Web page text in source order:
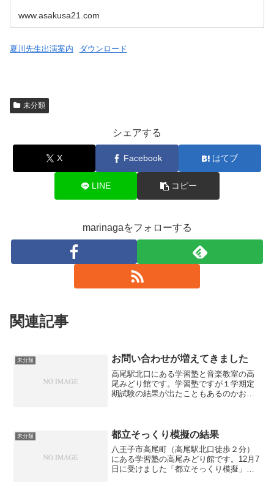
www.asakusa21.com
夏川先生出演案内 ダウンロード
未分類
シェアする
X Facebook はてブ
LINE コピー
marinagaをフォローする
関連記事
未分類 お問い合わせが増えてきました
高尾駅北口にある学習塾と音楽教室の高
尾みどり館です。学習塾ですが１学期定
期試験の結果が出たこともあるのかお問
塾なんか行きたくない！」...
未分類 都立そっくり模擬の結果
八王子市高尾町（高尾駅北口徒歩２分）
にある学習塾の高尾みどり館です。12月7
日に受けました「都立そっくり模擬」の